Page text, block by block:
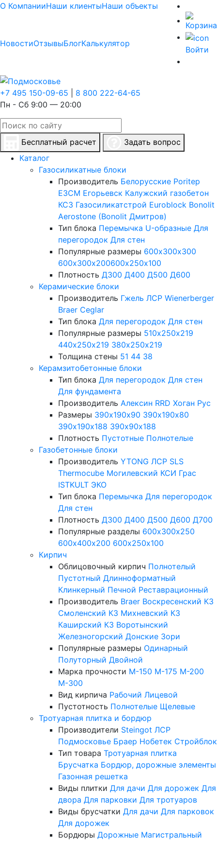
О КомпанииНаши клиентыНаши объекты
НовостиОтзывыБлогКалькулятор
Войти
+7 495 150-09-65
8 800 222-64-65
Пн - Сб 9:00 — 20:00
Бесплатный расчет
Задать вопрос
Каталог
Газосиликатные блоки
Производитель Белорусские Poritep
ЕЗСМ Егорьевск Калужский газобетон
КСЗ Газосиликатстрой Euroblock Bonolit
Aerostone (Bonolit Дмитров)
Тип блока Перемычка U-образные Для
перегородок Для стен
Популярные размеры 600х300х300
600х300х200600х250х100
Плотность Д300 Д400 Д500 Д600
Керамические блоки
Производитель Гжель ЛСР Wienerberger
Braer Ceglar
Тип блока Для перегородок Для стен
Популярные размеры 510х250х219
440х250х219 380х250х219
Толщина стены 51 44 38
Керамзитобетонные блоки
Тип блока Для перегородок Для стен
Для фундамента
Производитель Алексин RRD Хоган Рус
Размеры 390х190х90 390х190х80
390х190х188 390х90х188
Плотность Пустотные Полнотелые
Газобетонные блоки
Производитель YTONG ЛСР SLS
Thermocube Могилевский КСИ Грас
ISTKULT ЭКО
Тип блока Перемычка Для перегородок
Для стен
Плотность Д300 Д400 Д500 Д600 Д700
Популярные разделы 600х300х250
600х400х200 600х250х100
Кирпич
Облицовочный кирпич Полнотелый
Пустотный Длинноформатный
Клинкерный Печной Реставрационный
Производитель Braer Воскресенский КЗ
Смоленский КЗ Михневский КЗ
Каширский КЗ Воротынский
Железногорский Донские Зори
Популярные размеры Одинарный
Полуторный Двойной
Марка прочности М-150 М-175 М-200
М-300
Вид кирпича Рабочий Лицевой
Пустотность Полнотелые Щелевые
Тротуарная плитка и бордюр
Производители Steingot ЛСР
Подмосковье Браер Нобетек Стройблок
Тип товара Тротуарная плитка
Брусчатка Бордюр, дорожные элементы
Газонная решетка
Виды плитки Для дачи Для дорожек Для
двора Для парковки Для тротуаров
Виды брусчатки Для дачи Для парковок
Для дорожек
Бордюры Дорожные Магистральный